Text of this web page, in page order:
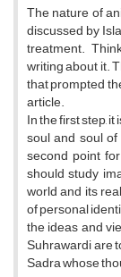
The nature of
discussed by
treatment.
writing about it.
that prompted
article.
In the first step,
soul and soul
second point
should study
world and its
of personal
the ideas and
Suhrawardi are
Sadra whose